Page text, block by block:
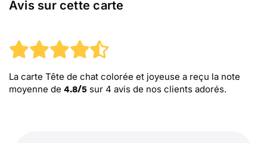
Avis sur cette carte
La carte Tête de chat colorée et joyeuse a reçu la note
moyenne de 4.8/5 sur 4 avis de nos clients adorés.